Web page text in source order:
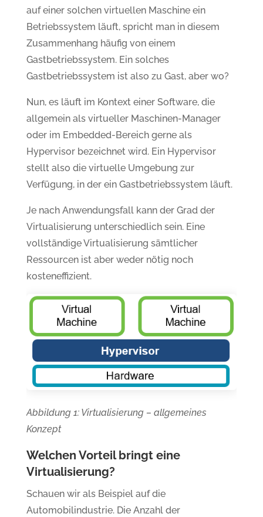
auf einer solchen virtuellen Maschine ein
Betriebssystem läuft, spricht man in diesem
Zusammenhang häufig von einem
Gastbetriebssystem. Ein solches
Gastbetriebssystem ist also zu Gast, aber wo?
Nun, es läuft im Kontext einer Software, die
allgemein als virtueller Maschinen-Manager
oder im Embedded-Bereich gerne als
Hypervisor bezeichnet wird. Ein Hypervisor
stellt also die virtuelle Umgebung zur
Verfügung, in der ein Gastbetriebssystem läuft.
Je nach Anwendungsfall kann der Grad der
Virtualisierung unterschiedlich sein. Eine
vollständige Virtualisierung sämtlicher
Ressourcen ist aber weder nötig noch
kosteneffizient.
Abbildung 1: Virtualisierung – allgemeines
Konzept
Welchen Vorteil bringt eine
Virtualisierung?
Schauen wir als Beispiel auf die
Automobilindustrie. Die Anzahl der